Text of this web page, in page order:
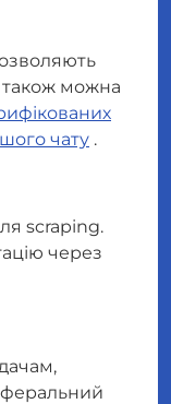
також можна
чату .
scraping.
через